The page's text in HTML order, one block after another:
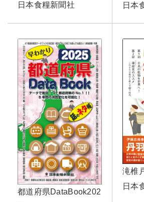
日本食糧新聞社
日本
都道府県DataBook202
滝椎
日本